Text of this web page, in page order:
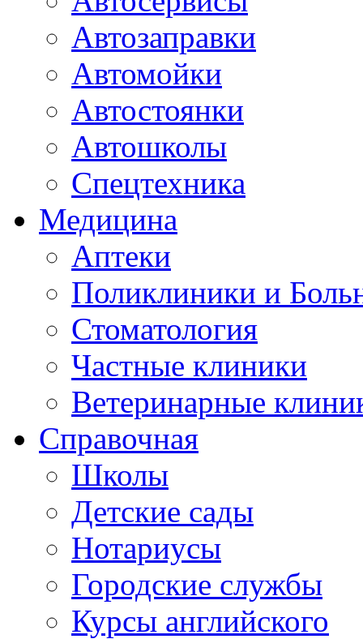
Автозаправки
Автомойки
Автостоянки
Автошколы
Спецтехника
Медицина
Аптеки
Поликлиники и
Стоматология
Частные клиники
Ветеринарные
Справочная
Школы
Детские сады
Нотариусы
Городские службы
Курсы английского